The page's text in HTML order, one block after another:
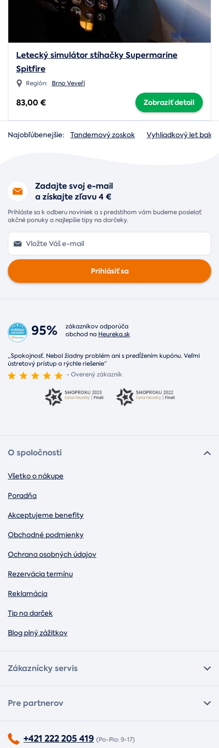
Letecký simulátor stíhačky Supermarine
Spitfire
Región: Brno Veveří
83,00 € Zobraziť detail
Najobľúbenejšie: Tandemový zoskok Vyhliadkový let
Zadajte svoj e-mail
a získajte zľavu 4 €
Prihláste sa k odberu noviniek a s predstihom vám budeme posielať
akčné ponuky a najlepšie tipy na darčeky.
Prihlásiť sa
95%
zákazníkov odporúča
obchod na Heureka.sk
„Spokojnosť. Nebol žiadny problém ani s predĺžením kupónu. Veľmi
ústretový prístup a rýchle riešenie“
- Overený zákazník
O spoločnosti
Všetko o nákupe
Poradňa
Akceptujeme benefity
Obchodné podmienky
Ochrana osobných údajov
Rezervácia termínu
Reklamácia
Tip na darček
Blog plný zážitkov
Zákaznícky servis
Pre partnerov
+421 222 205 419 (Po-Pia: 9-17)